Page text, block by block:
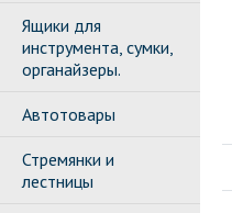
Ящики для
инструмента, сумки,
органайзеры.
Автотовары
Стремянки и
лестницы